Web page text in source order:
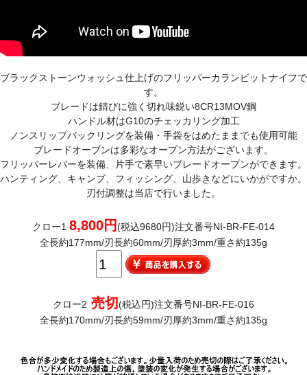
ブラックストーンウォッシュ仕上げのフリッパーカランビットナイフで
す。
ブレードは錆びに強く切れ味鋭い8CR13MOV鋼
ハンドル材はG10のチェッカリング加工
ノンスリップバックリングを装備・手袋をはめたままでも使用可能
ブレードオーブンは多彩なオープン方法がございます。
フリッパーレバーを装備、片手で素早いブレードオープンができます。
ハンティング、キャンプ、フィッシング、山歩きなどにいかがですか。
刃付調整は当店で行いました。
クロー1 8,800円(税込9680円)注文番号NI-BR-FE-014
全長約177mm/刃長約60mm/刃厚約3mm/重さ約135g
クロー2 売切(税込円)注文番号NI-BR-FE-016
全長約170mm/刃長約59mm/刃厚約3mm/重さ約135g